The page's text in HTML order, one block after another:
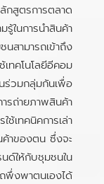
กสูตรการตลาด
ในการนำสินค้า
นสามารถเข้าถึง
ทคโนโลยีอีคอม
นร่วมกลุ่มกันเพื่อ
รถ่ายภาพสินค้า
ช้เทคนิคการเล่า
ค้าของตน ซึ่งจะ
ด์ให้กับชุมชนใน
พึ่งพาตนเองได้